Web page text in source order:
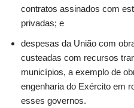
contratos assinados com
privadas; e
despesas da União com
custeadas com recursos
municípios, a exemplo de
engenharia do Exército em
esses governos.